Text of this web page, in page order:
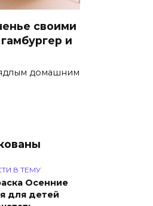
своими
и
домашним
В ТЕМУ
Осенние
для детей